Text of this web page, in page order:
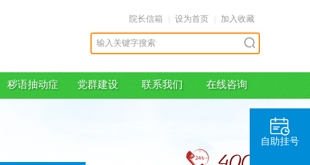
院长信箱 设为首页 加入收藏
秽语抽动症 党群建设 联系我们 在线咨询
自助挂号